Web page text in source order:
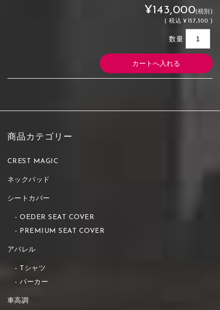
¥143,000(税別)
(税込 ¥157,300 )
数量
商品カテゴリー
CREST MAGIC
ネックパッド
シートカバー
OEDER SEAT COVER
PREMIUM SEAT COVER
アパレル
Tシャツ
パーカー
車高調